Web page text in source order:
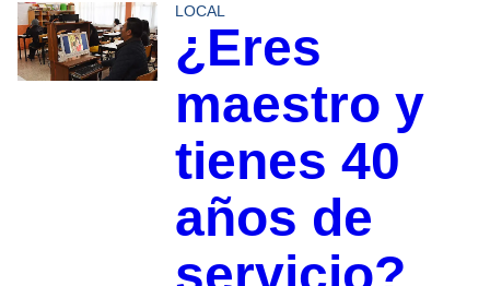
LOCAL
¿Eres
maestro y
tienes 40
años de